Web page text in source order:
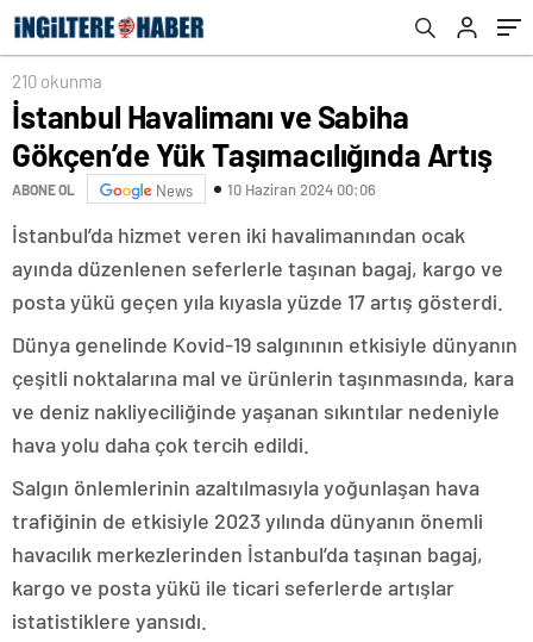
210 okunma
İstanbul Havalimanı ve Sabiha
Gökçen’de Yük Taşımacılığında Artış
ABONE OL News 10 Haziran 2024 00:06
İstanbul’da hizmet veren iki havalimanından ocak
ayında düzenlenen seferlerle taşınan bagaj, kargo ve
posta yükü geçen yıla kıyasla yüzde 17 artış gösterdi.
Dünya genelinde Kovid-19 salgınının etkisiyle dünyanın
çeşitli noktalarına mal ve ürünlerin taşınmasında, kara
ve deniz nakliyeciliğinde yaşanan sıkıntılar nedeniyle
hava yolu daha çok tercih edildi.
Salgın önlemlerinin azaltılmasıyla yoğunlaşan hava
trafiğinin de etkisiyle 2023 yılında dünyanın önemli
havacılık merkezlerinden İstanbul’da taşınan bagaj,
kargo ve posta yükü ile ticari seferlerde artışlar
istatistiklere yansıdı.